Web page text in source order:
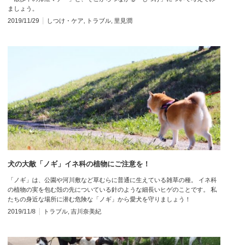
ましょう。
2019/11/29
しつけ・ケア トラブル 里見潤
犬の大敵「ノギ」イネ科の植物にご注意を！
「ノギ」は、公園や河川敷など草むらに普通に生えている雑草の種。 イネ科
の植物の実を包む殻の先についている針のような細長いヒゲのことです。 私
たちの身近な場所に潜む危険な「ノギ」から愛犬を守りましょう！
2019/11/8
トラブル, 吉川奈美紀